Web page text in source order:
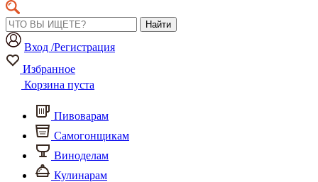
Найти
Вход /Регистрация
Избранное
Корзина пуста
Пивоварам
Самогонщикам
Виноделам
Кулинарам